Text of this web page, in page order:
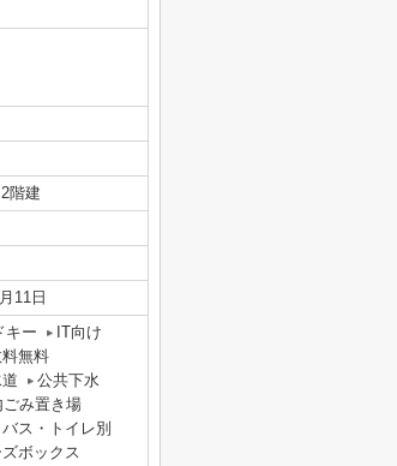
階建
11日
キー
IT向け
無料
公共下水
ごみ置き場
バス・トイレ別
ボックス